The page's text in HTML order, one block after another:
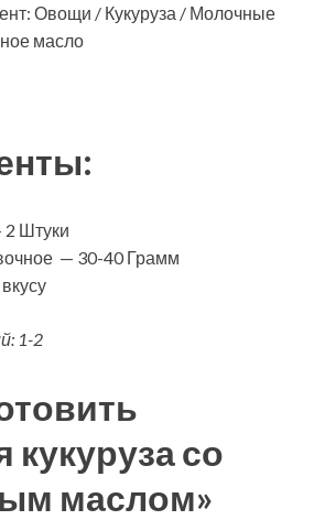
Овощи / Кукуруза / Молочные
масло
2 Штуки
— 30-40 Грамм
1-2
кукуруза со
маслом»